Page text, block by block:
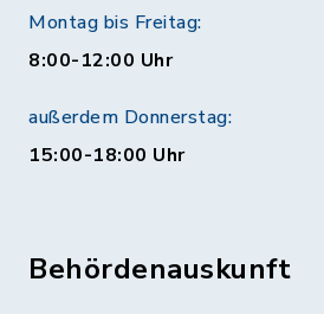
Montag bis Freitag:
8:00-12:00 Uhr
außerdem Donnerstag:
15:00-18:00 Uhr
Behördenauskunft